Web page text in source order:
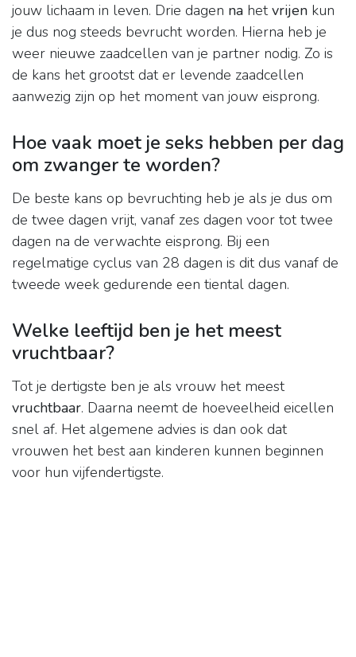
jouw lichaam in leven. Drie dagen na hetvrijen kun
je dus nog steeds bevrucht worden. Hierna heb je
weer nieuwe zaadcellen van je partner nodig. Zo is
de kans het grootst dat er levende zaadcellen
aanwezig zijn op het moment van jouw eisprong.
Hoe vaak moet je seks hebben per dag
om zwanger te worden?
De beste kans op bevruchting heb je als je dus om
de twee dagen vrijt, vanaf zes dagen voor tot twee
dagen na de verwachte eisprong. Bij een
regelmatige cyclus van 28 dagen is dit dus vanaf de
tweede week gedurende een tiental dagen.
Welke leeftijd ben je het meest
vruchtbaar?
Tot je dertigste ben je als vrouw het meest
vruchtbaar. Daarna neemt de hoeveelheid eicellen
snel af. Het algemene advies is dan ook dat
vrouwen het best aan kinderen kunnen beginnen
voor hun vijfendertigste.